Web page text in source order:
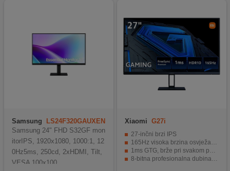
Samsung
LS24F320GAUXEN
Samsung 24" FHD S32GF mon
itorIPS, 1920x1080, 1000:1, 12
0Hz5ms, 250cd, 2xHDMI, Tilt,
VESA 100x100
Xiaomi G27i
27-inčni brzi IPS
165Hz visoka brzina osvježavanja
1ms GTG, brže pri svakom pokretu
8-bitna profesionalna dubina boje